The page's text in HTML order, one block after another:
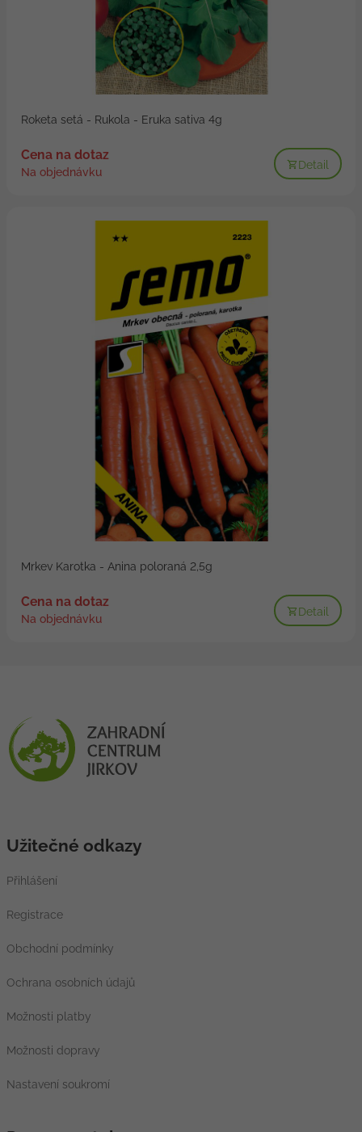
Roketa setá - Rukola - Eruka sativa 4g
Cena na dotaz
Na objednávku
Detail
Mrkev Karotka - Anina poloraná 2,5g
Cena na dotaz
Na objednávku
Detail
Užitečné odkazy
Přihlášení
Registrace
Obchodní podmínky
Ochrana osobních údajů
Možnosti platby
Možnosti dopravy
Nastavení soukromí